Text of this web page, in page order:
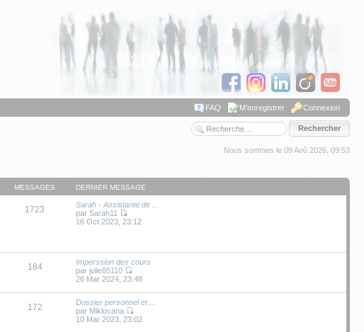
FAQ M’enregistrer Connexion
Nous sommes le 09 Aoû 2026, 09:53
MESSAGES DERNIER MESSAGE
1723
Sarah - Assistante de ...
parSarah11
16 Oct 2023, 23:12
184
Imperssion des cours
parjulie85110
26 Mar 2024, 23:48
172
Dossier personnel et ...
par Miklovana
10 Mar 2023, 23:02